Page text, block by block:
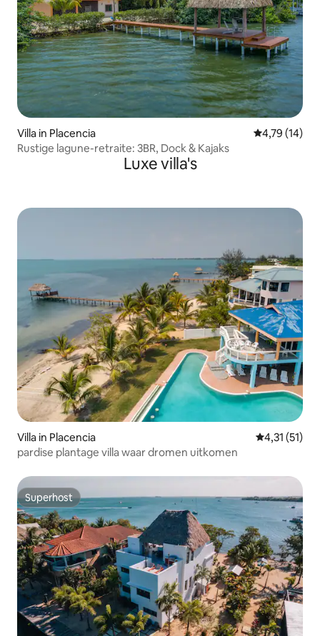
Villa in Placencia Gemiddelde
4,79 (14)
Rustige lagune-retraite: 3BR, Dock & Kajaks
Luxe villa's
Villa in Placencia Gemiddelde
4,31 (51)
pardise plantage villa waar dromen uitkomen
Superhost
Superhost